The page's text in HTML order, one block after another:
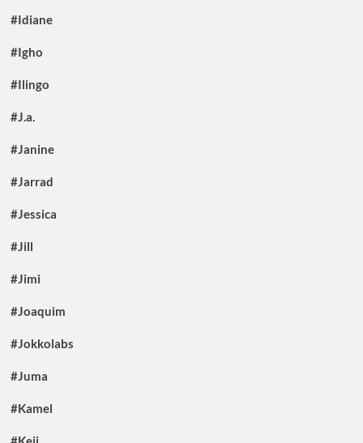
#Idiane
#Igho
#Ilingo
#J.a.
#Janine
#Jarrad
#Jessica
#Jill
#Jimi
#Joaquim
#Jokkolabs
#Juma
#Kamel